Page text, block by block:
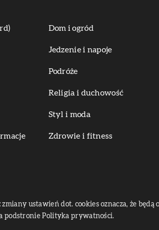
Dom i ogród
Jedzenie i napoje
Podróże
Religia i duchowość
Styl i moda
Zdrowie i fitness
ustawień dot. cookies oznacza, że będą
podstroniePolityka prywatności.